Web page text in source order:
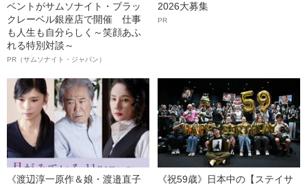
ベントがサムソナイト・ブラッ
クレーベル銀座店で開催 仕事
も人生も自分らしく～笑顔あふ
れる特別対談～
PR（サムソナイト・ジャパン）
2026大募集
PR
《渡辺淳一原作＆娘・渡邉直子
《祝59歳》日本中の【ステイサ